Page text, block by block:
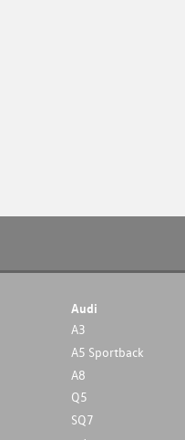
Audi
A3
A5 Sportback
A8
Q5
SQ7